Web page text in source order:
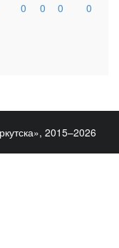
0 0 0 0
2015–2026